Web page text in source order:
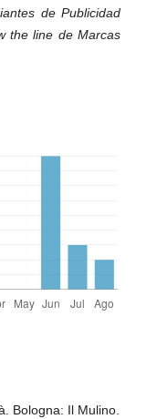
de Publicidad
the line de Marcas
Bologna: Il Mulino.